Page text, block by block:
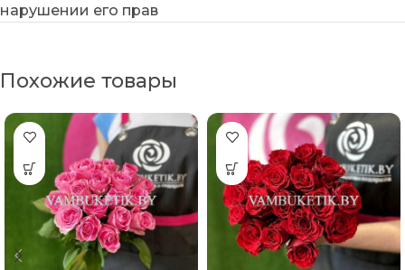
нарушении его прав
Похожие товары